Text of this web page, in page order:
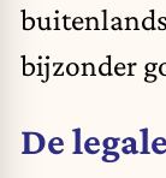
bijzonder
De